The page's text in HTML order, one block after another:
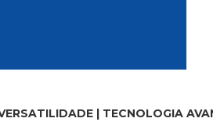
| TECNOLOGIA